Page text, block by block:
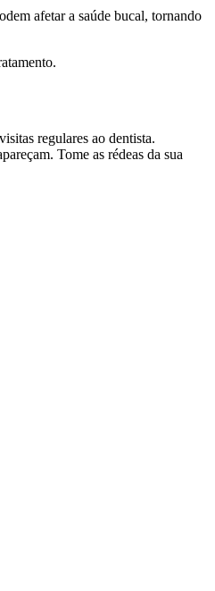
afetar a saúde bucal, tornando
regulares ao dentista.
Tome as rédeas da sua